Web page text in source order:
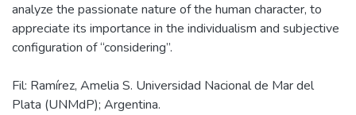
analyze the passionate nature of the human character, to
appreciate its importance in the individualism and subjective
Fil: Ramírez, Amelia S. Universidad Nacional de Mar del
Plata (UNMdP); Argentina.